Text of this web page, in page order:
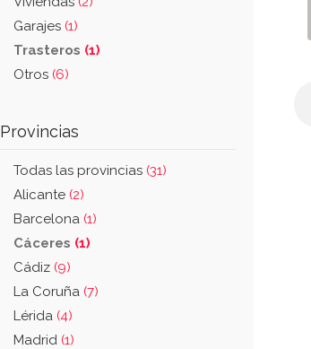
Garajes (1)
Trasteros (1)
Otros (6)
Provincias
Todas las provincias (31)
Alicante (2)
Barcelona (1)
Cáceres (1)
Cádiz (9)
La Coruña (7)
Lérida (4)
Madrid (1)